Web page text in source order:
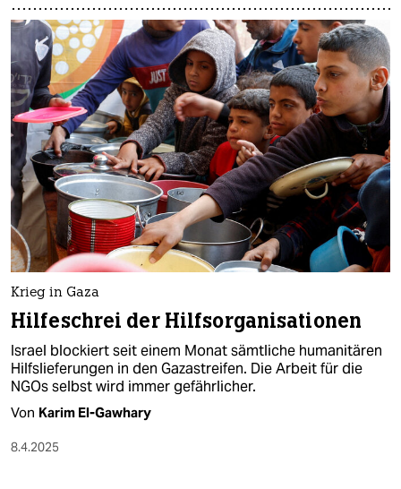
Krieg in Gaza
Hilfeschrei der Hilfsorganisationen
Israel blockiert seit einem Monat sämtliche humanitären
Hilfslieferungen in den Gazastreifen. Die Arbeit für die
NGOs selbst wird immer gefährlicher.
Von Karim El-Gawhary
8.4.2025